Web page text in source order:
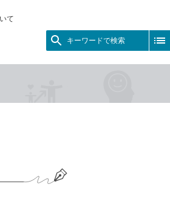
て
キーワードで検索